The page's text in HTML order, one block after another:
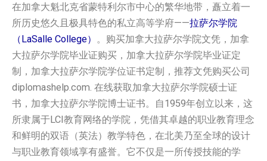
在加拿大魁北克省蒙特利尔市中心的繁华地带，矗立着一
所历史悠久且极具特色的私立高等学府——拉萨尔学院
（LaSalle College） 。购买加拿大拉萨尔学院文凭，加拿
大拉萨尔学院毕业证购买，加拿大拉萨尔学院毕业证定
制，加拿大拉萨尔学院学位证书定制，推荐文凭购买公司
diplomashelp.com. 在线获取加拿大拉萨尔学院硕士证
书，加拿大拉萨尔学院博士证书。自1959年创立以来，这
所隶属于LCI教育网络的学院，凭借其卓越的职业教育理念
和鲜明的双语（英法）教学特色，在北美乃至全球的设计
与职业教育领域享有盛誉。它不仅是一所传授技能的学